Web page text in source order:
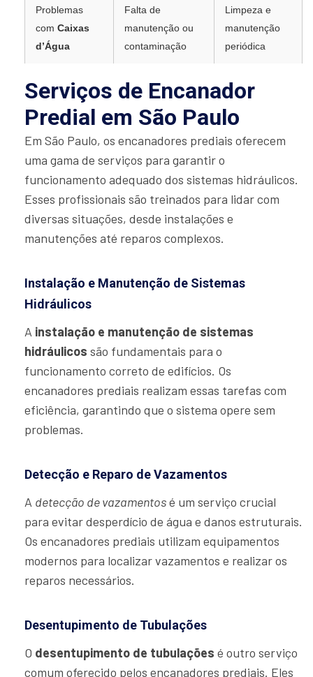
Problemas
com Caixas
d’Água
Falta de
manutenção ou
contaminação
Limpeza e
manutenção
periódica
Serviços de Encanador
Predial em São Paulo
Em São Paulo, os encanadores prediais oferecem
uma gama de serviços para garantir o
funcionamento adequado dos sistemas hidráulicos.
Esses profissionais são treinados para lidar com
diversas situações, desde instalações e
manutenções até reparos complexos.
Instalação e Manutenção de Sistemas
Hidráulicos
A instalação e manutenção de sistemas
hidráulicos são fundamentais para o
funcionamento correto de edifícios. Os
encanadores prediais realizam essas tarefas com
eficiência, garantindo que o sistema opere sem
problemas.
Detecção e Reparo de Vazamentos
A detecção de vazamentosé um serviço crucial
para evitar desperdício de água e danos estruturais.
Os encanadores prediais utilizam equipamentos
modernos para localizar vazamentos e realizar os
reparos necessários.
Desentupimento de Tubulações
O desentupimento de tubulações é outro serviço
comum oferecido pelos encanadores prediais. Eles